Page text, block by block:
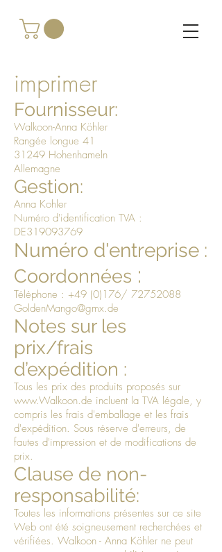
imprimer
Fournisseur:
Walkoon-Anna Köhler
Rangée longue 41
31249 Hohenhameln
Allemagne
Gestion:
Anna Kohler
Numéro d'identification TVA :
DE319093769
Numéro d'entreprise :
Coordonnées :
Téléphone : +49 (0)176/ 72752088
GoldenMango@gmx.de
Notes sur les
prix/frais
d’expédition :
Tous les prix des produits proposés sur
www.Walkoon.de incluent la TVA légale, y
compris les frais d'emballage et les frais
d'expédition. Sous réserve d'erreurs, de
fautes d'impression et de modifications de
prix.
Clause de non-
responsabilité:
Toutes les informations présentes sur ce site
Web ont été soigneusement recherchées et
vérifiées. Walkoon - Anna Köhler ne peut